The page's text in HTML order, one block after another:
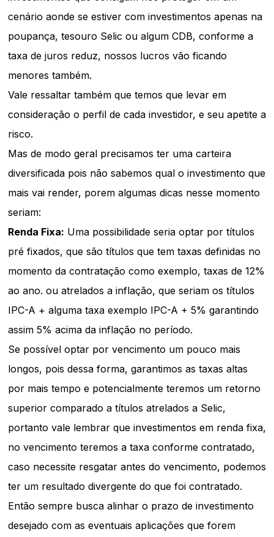
cenário aonde se estiver com investimentos apenas na
poupança, tesouro Selic ou algum CDB, conforme a
taxa de juros reduz, nossos lucros vão ficando
menores também.
Vale ressaltar também que temos que levar em
consideração o perfil de cada investidor, e seu apetite a
risco.
Mas de modo geral precisamos ter uma carteira
diversificada pois não sabemos qual o investimento que
mais vai render, porem algumas dicas nesse momento
seriam:
Renda Fixa: Uma possibilidade seria optar por títulos
pré fixados, que são títulos que tem taxas definidas no
momento da contratação como exemplo, taxas de 12%
ao ano. ou atrelados a inflação, que seriam os títulos
IPC-A + alguma taxa exemplo IPC-A + 5% garantindo
assim 5% acima da inflação no período.
Se possível optar por vencimento um pouco mais
longos, pois dessa forma, garantimos as taxas altas
por mais tempo e potencialmente teremos um retorno
superior comparado a títulos atrelados a Selic,
portanto vale lembrar que investimentos em renda fixa,
no vencimento teremos a taxa conforme contratado,
caso necessite resgatar antes do vencimento, podemos
ter um resultado divergente do que foi contratado.
Então sempre busca alinhar o prazo de investimento
desejado com as eventuais aplicações que forem